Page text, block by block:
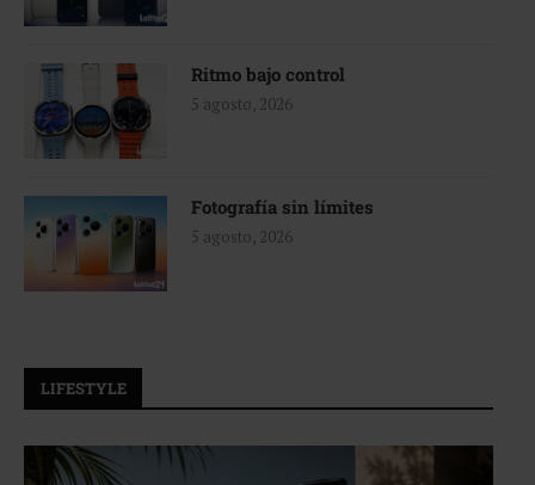
Ritmo bajo control
5 agosto, 2026
Fotografía sin límites
5 agosto, 2026
LIFESTYLE